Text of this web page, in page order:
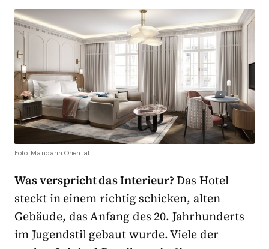
Foto: Mandarin Oriental
Was verspricht das Interieur?Das Hotel
steckt in einem richtig schicken, alten
Gebäude, das Anfang des 20. Jahrhunderts
im Jugendstil gebaut wurde. Viele der